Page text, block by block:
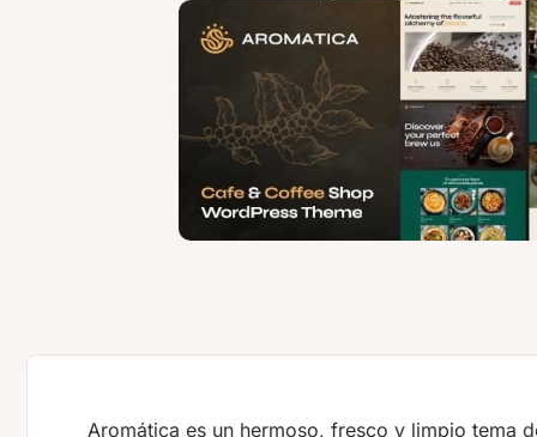
Aromática es un hermoso, fresco y limpio tema